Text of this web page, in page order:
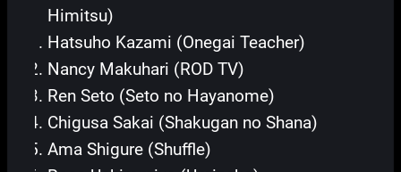
Himitsu)
Hatsuho Kazami (Onegai Teacher)
Nancy Makuhari (ROD TV)
Ren Seto (Seto no Hayanome)
Chigusa Sakai (Shakugan no Shana)
Ama Shigure (Shuffle)